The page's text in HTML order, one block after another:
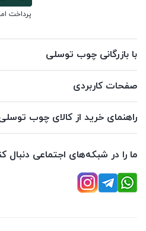
پرداخت
با بازرگانی چوب توسلی
صفحات کاربردی
راهنمای خرید از کالای چوب
ما را در شبکه‌های اجتماعی دنبال